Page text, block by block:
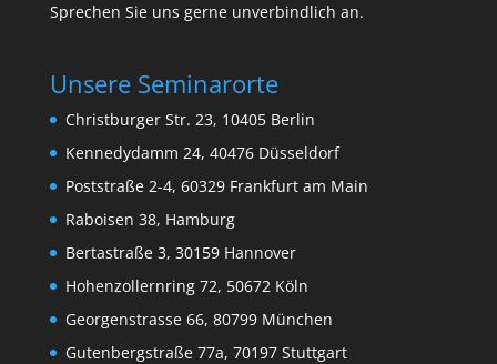
Sprechen Sie uns gerne unverbindlich an.
Unsere Seminarorte
Christburger Str. 23, 10405 Berlin
Kennedydamm 24, 40476 Düsseldorf
Poststraße 2-4, 60329 Frankfurt am Main
Raboisen 38, Hamburg
Bertastraße 3, 30159 Hannover
Hohenzollernring 72, 50672 Köln
Georgenstrasse 66, 80799 München
Gutenbergstraße 77a, 70197 Stuttgart